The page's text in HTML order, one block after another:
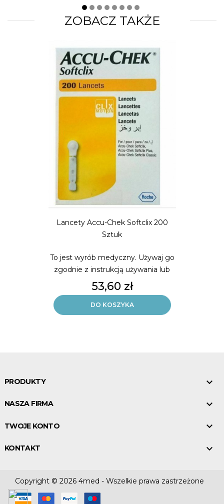
ZOBACZ TAKŻE
Lancety Accu-Chek Softclix 200
Sztuk
To jest wyrób medyczny. Używaj go
zgodnie z instrukcją używania lub
etykietą.
Delikatne i bezbolesne pobieranie
krwi.
200 sztuk jałowych lancetów.
Cena
53,60 zł
DO KOSZYKA
PRODUKTY 
NASZA FIRMA 
TWOJE KONTO 
KONTAKT 
Copyright © 2026 4med - Wszelkie prawa zastrzeżone